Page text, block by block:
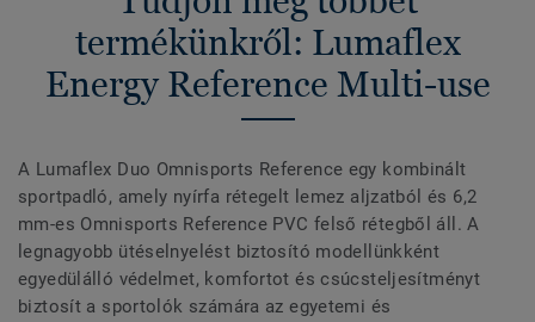
termékünkről: Lumaflex
Energy Reference Multi-use
A Lumaflex Duo Omnisports Reference egy kombinált
sportpadló, amely nyírfa rétegelt lemez aljzatból és 6,2
mm-es Omnisports Reference PVC felső rétegből áll. A
legnagyobb ütéselnyelést biztosító modellünkként
egyedülálló védelmet, komfortot és csúcsteljesítményt
biztosít a sportolók számára az egyetemi és